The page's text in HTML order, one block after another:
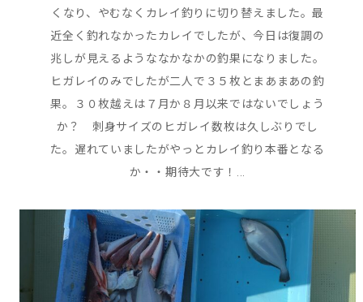
くなり、やむなくカレイ釣りに切り替えました。最
近全く釣れなかったカレイでしたが、今日は復調の
兆しが見えるようななかなかの釣果になりました。
ヒガレイのみでしたが二人で３５枚とまあまあの釣
果。３０枚越えは７月か８月以来ではないでしょう
か？ 刺身サイズのヒガレイ数枚は久しぶりでし
た。遅れていましたがやっとカレイ釣り本番となる
か・・期待大です！...